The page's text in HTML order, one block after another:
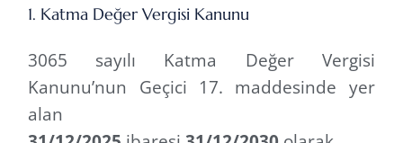
1. Katma Değer Vergisi Kanunu
3065 sayılı Katma Değer Vergisi
Kanunu’nun Geçici 17. maddesinde yer
alan